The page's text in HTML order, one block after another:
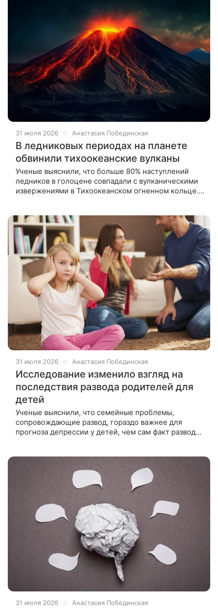
31 июля 2026 Анастасия Побединская
В ледниковых периодах на планете
обвинили тихоокеанские вулканы
Ученые выяснили, что больше 80% наступлений
ледников в голоцене совпадали с вулканическими
извержениями в Тихоокеанском огненном кольце.
31 июля 2026 Анастасия Побединская
Исследование изменило взгляд на
последствия развода родителей для
детей
Ученые выяснили, что семейные проблемы,
сопровождающие развод, гораздо важнее для
прогноза депрессии у детей, чем сам факт развода.
31 июля 2026 Анастасия Побединская